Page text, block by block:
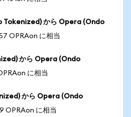
Tokenized) から Opera (Ondo
OPRAon に相当
から Opera (Ondo
に相当
から Opera (Ondo
OPRAon に相当